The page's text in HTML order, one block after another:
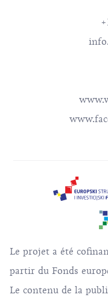
Le projet a été
partir du Fonds
Le contenu de la